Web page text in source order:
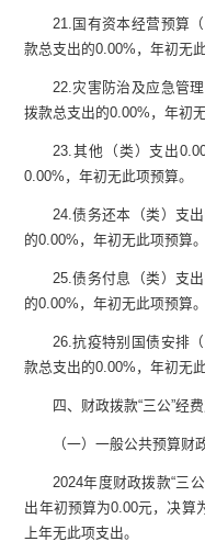
21. 国有资本经营预算
款总支出的0.00% ，年初无
22.灾害防治及应急管
拨款总支出的0.00% ，年初
23.其他（类）支出
0.00% ，年初无此项预算。
24.债务还本（类）支出
的0.00% ，年初无此项预算。
25.债务付息（类）支出
的0.00% ，年初无此项预算。
26.抗疫特别国债安排
款总支出的0.00% ，年初无
四、 财政拨款“三公”经
（一）一般公共预算财
2024年度财政拨款“三公
出年初预算为0.00元，决算
上年无此项支出。